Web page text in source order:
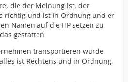
die der Meinung ist, der
richtig und ist in Ordnung und er
Namen auf die HP setzen zu
gestatten
transportieren würde
ist Rechtens und in Ordnung,